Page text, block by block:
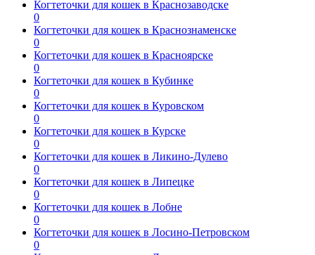
Когтеточки для кошек в Краснозаводске
0
Когтеточки для кошек в Краснознаменске
0
Когтеточки для кошек в Красноярске
0
Когтеточки для кошек в Кубинке
0
Когтеточки для кошек в Куровском
0
Когтеточки для кошек в Курске
0
Когтеточки для кошек в Ликино-Дулево
0
Когтеточки для кошек в Липецке
0
Когтеточки для кошек в Лобне
0
Когтеточки для кошек в Лосино-Петровском
0